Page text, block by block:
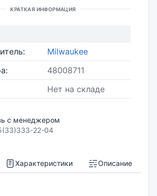
КРАТКАЯ ИНФОРМАЦИЯ
Milwaukee
48008711
Нет на складе
с менеджером
22-04
Характеристики Описание